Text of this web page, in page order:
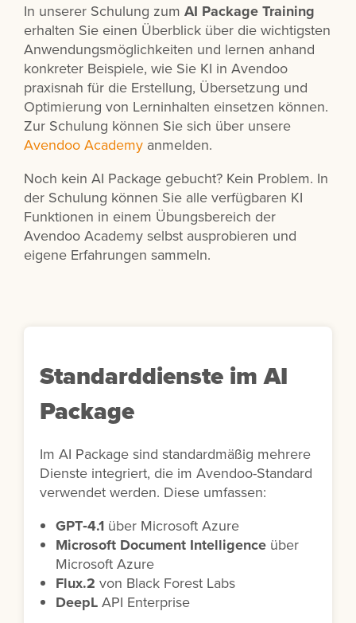
In unserer Schulung zum AI Package Training
erhalten Sie einen Überblick über die wichtigsten
Anwendungsmöglichkeiten und lernen anhand
konkreter Beispiele, wie Sie KI in Avendoo
praxisnah für die Erstellung, Übersetzung und
Optimierung von Lerninhalten einsetzen können.
Zur Schulung können Sie sich über unsere
Avendoo Academy anmelden.
Noch kein AI Package gebucht? Kein Problem. In
der Schulung können Sie alle verfügbaren KI
Funktionen in einem Übungsbereich der
Avendoo Academy selbst ausprobieren und
eigene Erfahrungen sammeln.
Standarddienste im AI
Package
Im AI Package sind standardmäßig mehrere
Dienste integriert, die im Avendoo-Standard
verwendet werden. Diese umfassen:
GPT‑4.1 über Microsoft Azure
Microsoft Document Intelligence über
Microsoft Azure
Flux.2 von Black Forest Labs
DeepLAPI Enterprise